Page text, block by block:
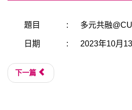
題目 : 多元共融
日期 : 2023年10月
下一篇